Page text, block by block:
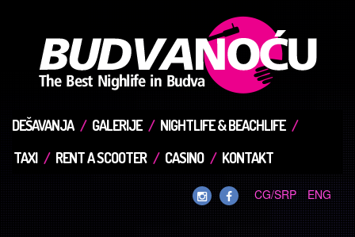
DEŠAVANJA GALERIJE
NIGHTLIFE & BEACHLIFE
TAXI
RENT A SCOOTER CASINO KONTAKT
CG/SRP ENG